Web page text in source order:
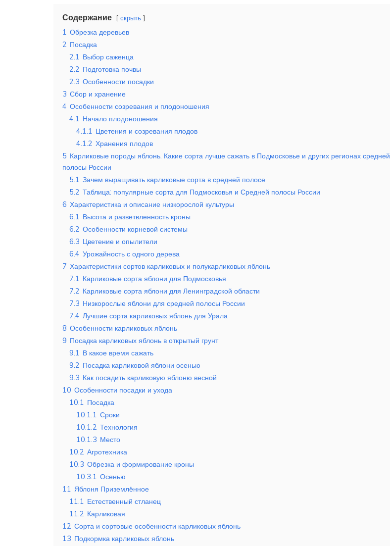
Содержание скрыть
1 Обрезка деревьев
2 Посадка
2.1 Выбор саженца
2.2 Подготовка почвы
2.3 Особенности посадки
3 Сбор и хранение
4 Особенности созревания и плодоношения
4.1 Начало плодоношения
4.1.1 Цветения и созревания плодов
4.1.2 Хранения плодов
5 Карликовые породы яблонь. Какие сорта лучше сажать в Подмосковье и других регионах средней
полосы России
5.1 Зачем выращивать карликовые сорта в средней полосе
5.2 Таблица: популярные сорта для Подмосковья и Средней полосы России
6 Характеристика и описание низкорослой культуры
6.1 Высота и разветвленность кроны
6.2 Особенности корневой системы
6.3 Цветение и опылители
6.4 Урожайность с одного дерева
7 Характеристики сортов карликовых и полукарликовых яблонь
7.1 Карликовые сорта яблони для Подмосковья
7.2 Карликовые сорта яблони для Ленинградской области
7.3 Низкорослые яблони для средней полосы России
7.4 Лучшие сорта карликовых яблонь для Урала
8 Особенности карликовых яблонь
9 Посадка карликовых яблонь в открытый грунт
9.1 В какое время сажать
9.2 Посадка карликовой яблони осенью
9.3 Как посадить карликовую яблоню весной
10 Особенности посадки и ухода
10.1 Посадка
10.1.1 Сроки
10.1.2 Технология
10.1.3 Место
10.2 Агротехника
10.3 Обрезка и формирование кроны
10.3.1 Осенью
11 Яблоня Приземлённое
11.1 Естественный стланец
11.2 Карликовая
12 Сорта и сортовые особенности карликовых яблонь
13 Подкормка карликовых яблонь